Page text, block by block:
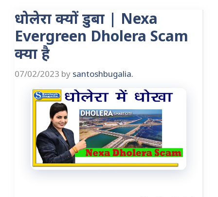
धोलेरा क्यों डुबा | Nexa
Evergreen Dholera Scam
क्या है
07/02/2023 by santoshbugalia.